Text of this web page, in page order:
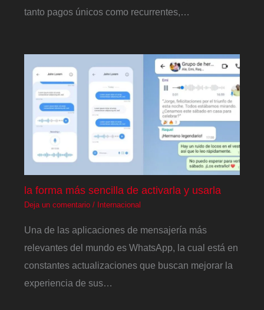
tanto pagos únicos como recurrentes,…
la forma más sencilla de activarla y usarla
Deja un comentario / Internacional
Una de las aplicaciones de mensajería más
relevantes del mundo es WhatsApp, la cual está en
constantes actualizaciones que buscan mejorar la
experiencia de sus…